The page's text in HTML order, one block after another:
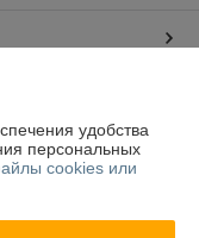
удобства
персональных
cookies или